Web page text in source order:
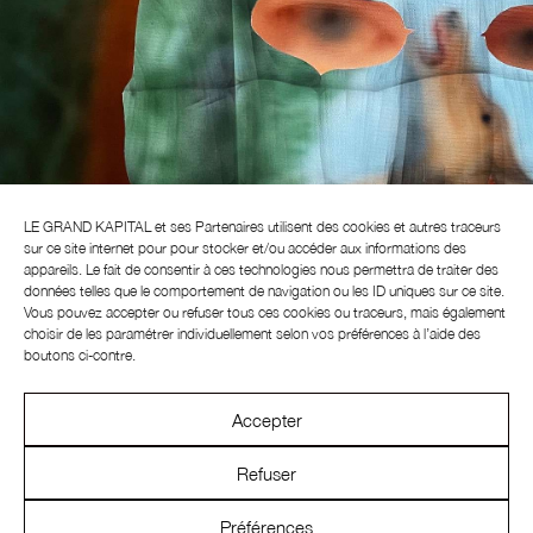
LE GRAND KAPITAL et ses Partenaires utilisent des cookies et autres traceurs
sur ce site internet pour pour stocker et/ou accéder aux informations des
appareils. Le fait de consentir à ces technologies nous permettra de traiter des
données telles que le comportement de navigation ou les ID uniques sur ce site.
Vous pouvez accepter ou refuser tous ces cookies ou traceurs, mais également
choisir de les paramétrer individuellement selon vos préférences à l’aide des
boutons ci-contre.
Accepter
Refuser
Préférences
HELENA MINGINOWICZ
> Voir l'interview
Navigation
de
l’article